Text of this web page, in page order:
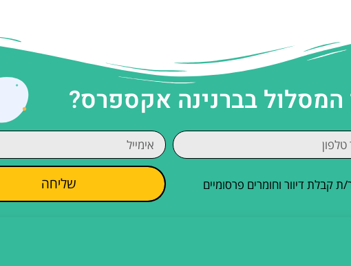
המסלול בברנינה אקספרס?
קבלת דיוור וחומרים פרסומיים שליחה